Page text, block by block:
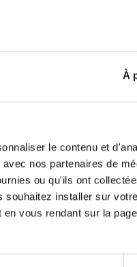
À
le contenu et
nos partenaires de
ou qu'ils ont
installer sur
vous rendant sur la